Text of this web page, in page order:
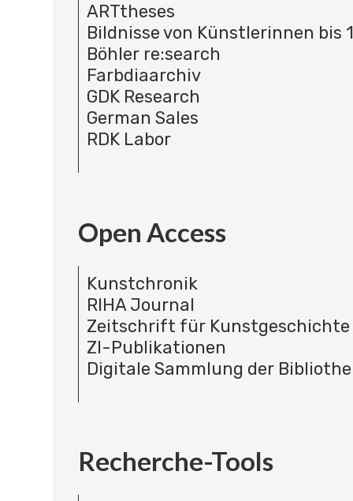
ARTtheses
Bildnisse von Künstlerinnen bis
Böhler re:search
Farbdiaarchiv
GDK Research
German Sales
RDK Labor
Open Access
Kunstchronik
RIHA Journal
Zeitschrift für Kunstgeschichte
ZI-Publikationen
Digitale Sammlung der
Recherche-Tools